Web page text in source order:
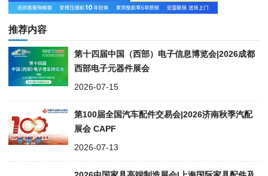
推荐内容
第十四届中国（西部）电子信息博览会|2026成都
西部电子元器件展会
2026-07-15
第100届全国汽车配件交易会|2026济南秋季汽配
展会 CAPF
2026-07-13